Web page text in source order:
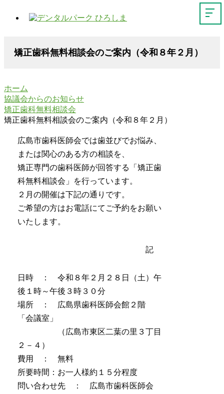
矯正歯科無料相談会のご案内（令和８年２月）
ホーム
協議会からのお知らせ
矯正歯科無料相談会
矯正歯科無料相談会のご案内（令和８年２月）
広島市歯科医師会では歯並びでお悩み、
または関心のある方の相談を、
矯正専門の歯科医師が回答する「矯正歯
科無料相談会」を行っています。
２月の開催は下記の通りです。
ご希望の方はお電話にてご予約をお願い
いたします。
記
日時 ： 令和８年２月２８日（土）午
後１時～午後３時３０分
場所 ： 広島県歯科医師会館２階
「会議室」
（広島市東区二葉の里３丁目
２－４）
費用 ： 無料
所要時間：お一人様約１５分程度
問い合わせ先 ： 広島市歯科医師会